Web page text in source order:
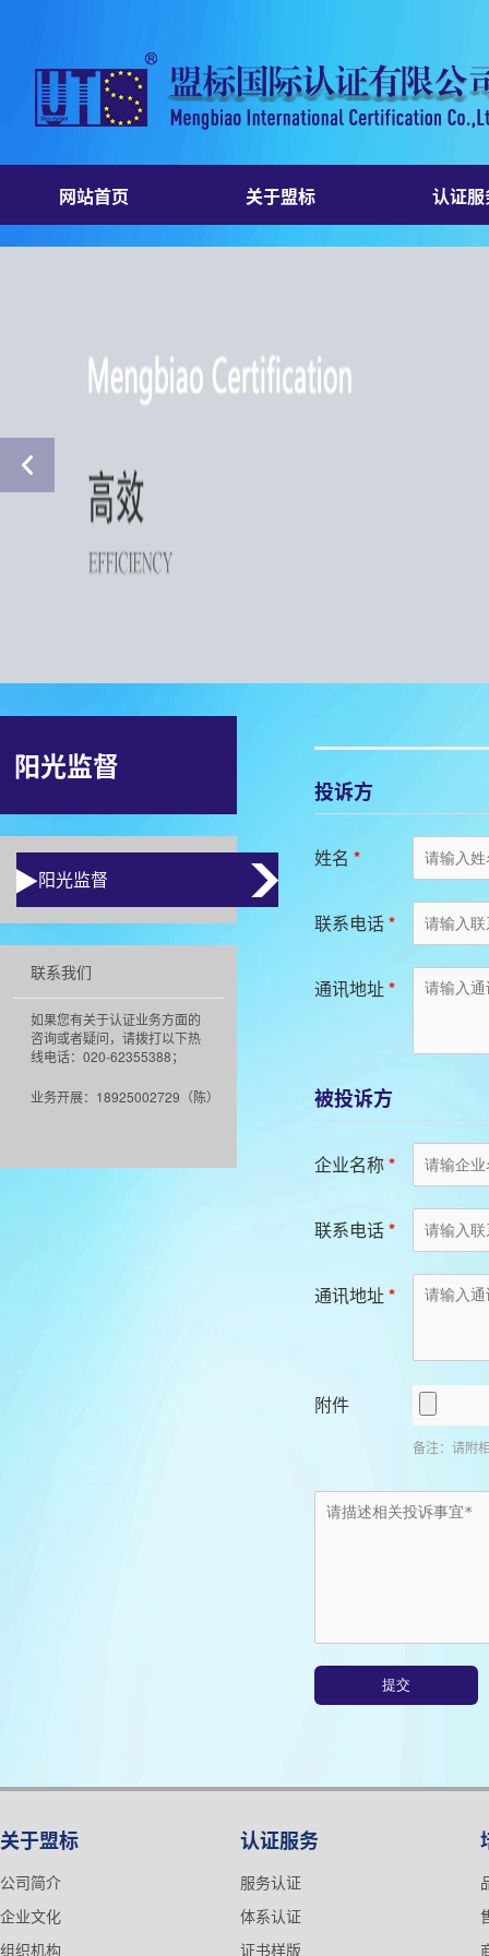
网站首页 关于盟标 认证
阳光监督
阳光监督
联系我们
如果您有关于认证业务方面的
咨询或者疑问，请拨打以下热
线电话：020-62355388；
业务开展：18925002729（陈）
投诉方
姓名 *
联系电话*
通讯地址*
被投诉方
企业名称*
联系电话*
通讯地址*
附件
备注：请附
关于盟标
公司简介
企业文化
组织机构
认证服务
服务认证
体系认证
证书样版